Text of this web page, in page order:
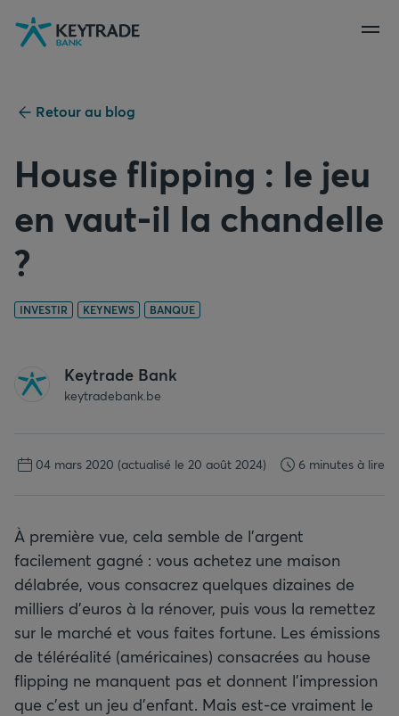
Aller
Aller
Aller
au
Retour au blog
House flipping : le jeu
en vaut-il la chandelle
?
INVESTIR KEYNEWS BANQUE
Keytrade Bank
keytradebank.be
04 mars 2020 (actualisé le 20 août 2024) 6 minutes à lire
À première vue, cela semble de l’argent
facilement gagné : vous achetez une maison
délabrée, vous consacrez quelques dizaines de
milliers d’euros à la rénover, puis vous la remettez
sur le marché et vous faites fortune. Les émissions
de téléréalité (américaines) consacrées au house
flipping ne manquent pas et donnent l’impression
que c’est un jeu d’enfant. Mais est-ce vraiment le